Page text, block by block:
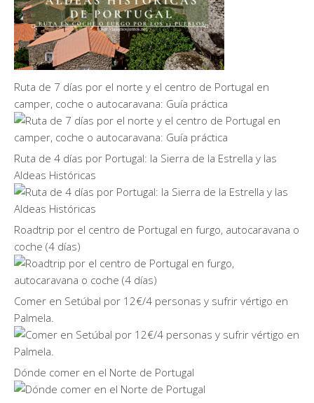
Ruta de 7 días por el norte y el centro de Portugal en
camper, coche o autocaravana: Guía práctica
Ruta de 4 días por Portugal: la Sierra de la Estrella y las
Aldeas Históricas
Roadtrip por el centro de Portugal en furgo, autocaravana o
coche (4 días)
Comer en Setúbal por 12€/4 personas y sufrir vértigo en
Palmela.
Dónde comer en el Norte de Portugal